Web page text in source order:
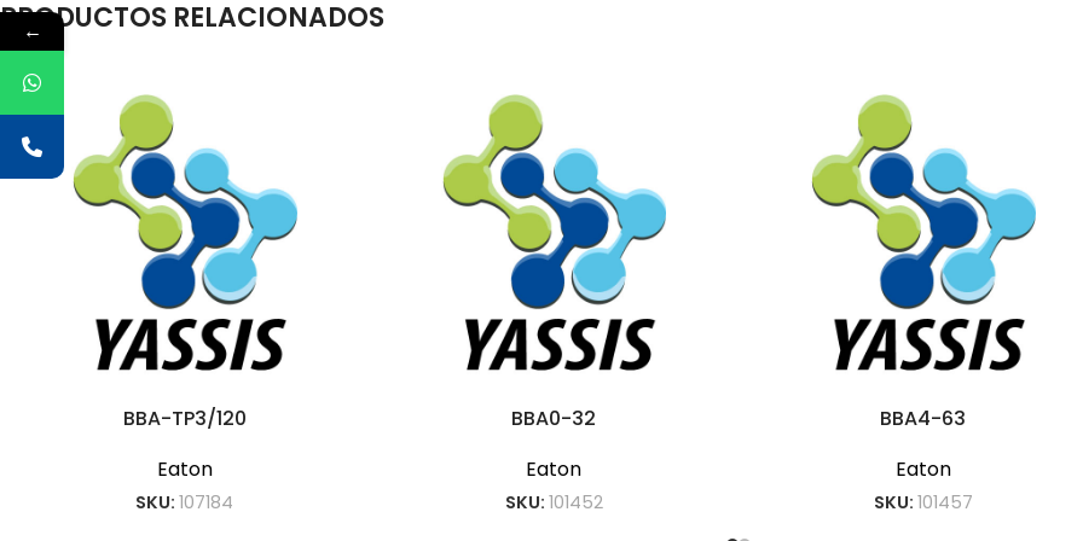
PRODUCTOS RELACIONADOS
BBA-TP3/120
Eaton
SKU:107184
BBA0-32
Eaton
SKU: 101452
BBA4-63
Eaton
SKU: 101457
←